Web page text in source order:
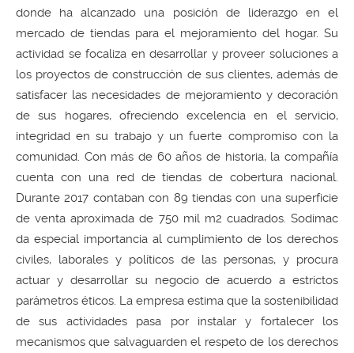
donde ha alcanzado una posición de liderazgo en el
mercado de tiendas para el mejoramiento del hogar. Su
actividad se focaliza en desarrollar y proveer soluciones a
los proyectos de construcción de sus clientes, además de
satisfacer las necesidades de mejoramiento y decoración
de sus hogares, ofreciendo excelencia en el servicio,
integridad en su trabajo y un fuerte compromiso con la
comunidad. Con más de 60 años de historia, la compañía
cuenta con una red de tiendas de cobertura nacional.
Durante 2017 contaban con 89 tiendas con una superficie
de venta aproximada de 750 mil m2 cuadrados. Sodimac
da especial importancia al cumplimiento de los derechos
civiles, laborales y políticos de las personas, y procura
actuar y desarrollar su negocio de acuerdo a estrictos
parámetros éticos. La empresa estima que la sostenibilidad
de sus actividades pasa por instalar y fortalecer los
mecanismos que salvaguarden el respeto de los derechos